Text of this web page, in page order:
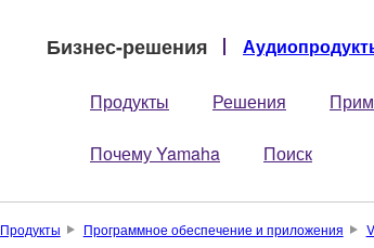
Бизнес-решения
Продукты Решения
Почему Yamaha Поиск
Продукты Программное обеспечение и приложения